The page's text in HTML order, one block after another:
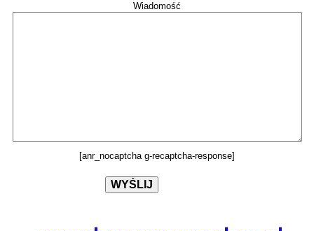
Wiadomość
[anr_nocaptcha g-recaptcha-response]